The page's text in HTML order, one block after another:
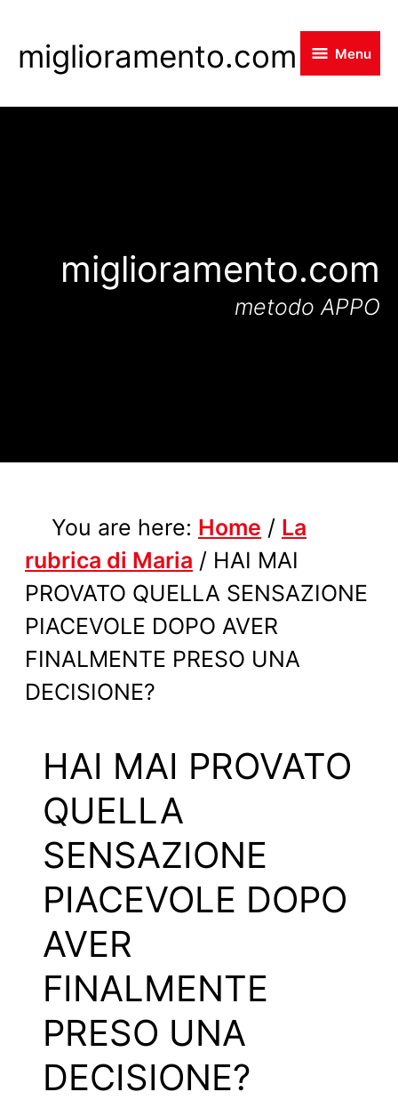
to
content
miglioramento.com Menu
miglioramento.com
metodo APPO
You are here: Home / La
rubrica di Maria / HAI MAI
PROVATO QUELLA SENSAZIONE
PIACEVOLE DOPO AVER
FINALMENTE PRESO UNA
DECISIONE?
HAI MAI PROVATO
QUELLA
SENSAZIONE
PIACEVOLE DOPO
AVER
FINALMENTE
PRESO UNA
DECISIONE?